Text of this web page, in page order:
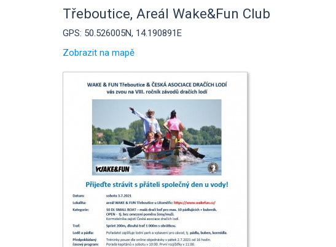
Třeboutice, Areál Wake&Fun Club
GPS: 50.526005N, 14.190891E
Zobrazit na mapě